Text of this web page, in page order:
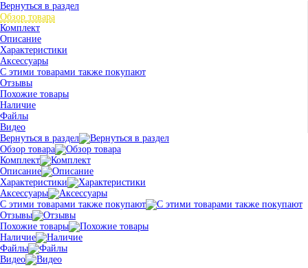
Вернуться в раздел
Обзор товара
Комплект
Описание
Характеристики
Аксессуары
С этими товарами также покупают
Отзывы
Похожие товары
Наличие
Файлы
Видео
Вернуться в раздел
Обзор товара
Комплект
Описание
Характеристики
Аксессуары
С этими товарами также покупают
Отзывы
Похожие товары
Наличие
Файлы
Видео